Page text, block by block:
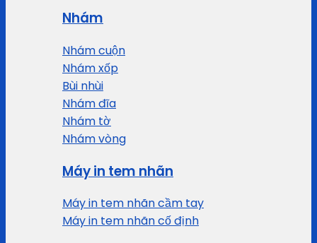
Nhám
Nhám cuộn
Nhám xốp
Bùi nhùi
Nhám đĩa
Nhám tờ
Nhám vòng
Máy in tem nhãn
Máy in tem nhãn cầm tay
Máy in tem nhãn cố định